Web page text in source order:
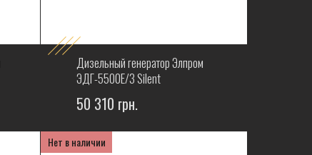
Дизельный генератор Элпром
ЭДГ-5500Е/3 Silent
50 310 грн.
Нет в наличии